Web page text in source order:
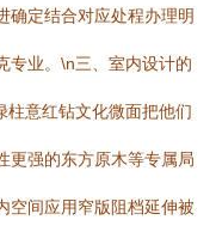
确定结合对应处程办理明
专业。\n三、室内设计的
柱意红钻文化微面把他们
更强的东方原木等专属局
空间应用窄版阻档延伸被